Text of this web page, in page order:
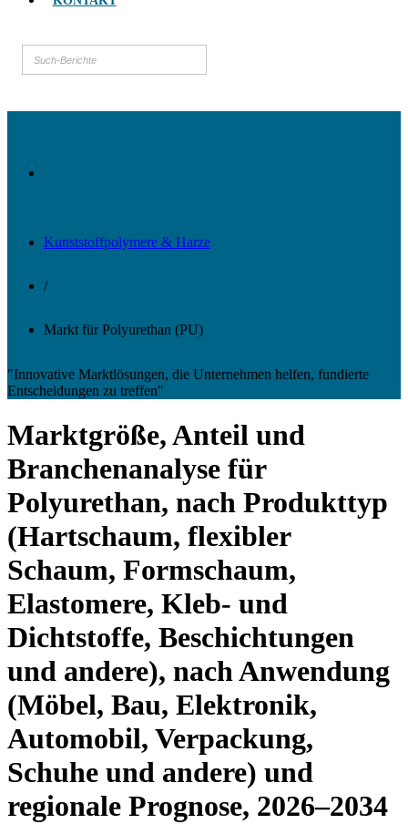
Kunststoffpolymere & Harze
/
Markt für Polyurethan (PU)
"Innovative Marktlösungen, die Unternehmen helfen, fundierte
Entscheidungen zu treffen"
Marktgröße, Anteil und
Branchenanalyse für
Polyurethan, nach Produkttyp
(Hartschaum, flexibler
Schaum, Formschaum,
Elastomere, Kleb- und
Dichtstoffe, Beschichtungen
und andere), nach Anwendung
(Möbel, Bau, Elektronik,
Automobil, Verpackung,
Schuhe und andere) und
regionale Prognose, 2026–2034